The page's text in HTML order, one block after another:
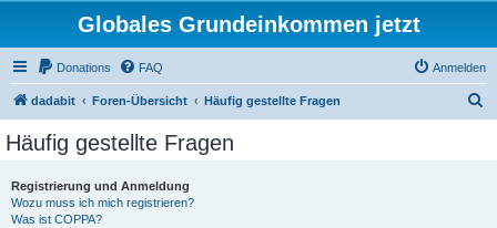
Globales Grundeinkommen jetzt
Donations FAQ Anmelden
dadabit Foren-Übersicht Häufig gestellte Fragen
Häufig gestellte Fragen
Registrierung und Anmeldung
Wozu muss ich mich registrieren?
Was ist COPPA?